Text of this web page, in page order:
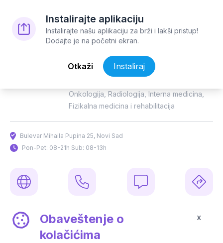
Obaveštenje o
kolačićima
x
Instalirajte aplikaciju
Instalirajte našu aplikaciju za brži i lakši pristup!
Dodajte je na početni ekran.
Otkaži Instaliraj
66139212 Poliklinika
NK Poliklinika Plus
Onkologija Radiologija Interna medicina
Fizikalna medicina i rehabilitacija
Bulevar Mihaila Pupina 25, Novi Sad
Pon-Pet: 08-21h Sub: 08-13h